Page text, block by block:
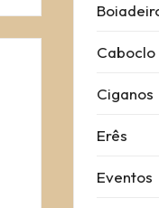
Caboclo
Ciganos
Erês
Eventos